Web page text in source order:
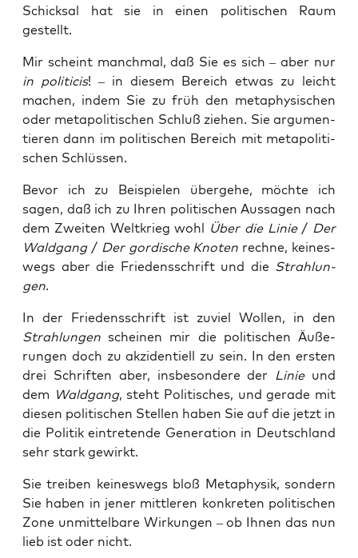
Schick­sal hat sie in einen poli­ti­schen Raum
gestellt.
Mir scheint manch­mal, daß Sie es sich – aber nur
in poli­ti­cis! – in die­sem Bereich etwas zu leicht
machen, indem Sie zu früh den meta­phy­si­schen
oder meta­po­li­ti­schen Schluß zie­hen. Sie argu­men­
tie­ren dann im poli­ti­schen Bereich mit meta­po­li­ti­
schen Schlüssen.
Bevor ich zu Bei­spie­len über­ge­he, möch­te ich
sagen, daß ich zu Ihren poli­ti­schen Aus­sa­gen nach
dem Zwei­ten Welt­krieg wohl Über die Linie/ Der
Wald­gang/ Der gor­di­sche Kno­ten rech­ne, kei­nes­
wegs aber die Frie­dens­schrift und die Strah­lun­
gen.
In der Frie­dens­schrift ist zuviel Wol­len, in den
Strah­lun­gen schei­nen mir die poli­ti­schen Äuße­
run­gen doch zu akzi­den­ti­ell zu sein. In den ers­ten
drei Schrif­ten aber, ins­be­son­de­re der Linieund
dem Wald­gang, steht Poli­ti­sches, und gera­de mit
die­sen poli­ti­schen Stel­len haben Sie auf die jetzt in
die Poli­tik ein­tre­ten­de Gene­ra­ti­on in Deutsch­land
sehr stark gewirkt.
Sie trei­ben kei­nes­wegs bloß Meta­phy­sik, son­dern
Sie haben in jener mitt­le­ren kon­kre­ten poli­ti­schen
Zone unmit­tel­ba­re Wir­kun­gen – ob Ihnen das nun
lieb ist oder nicht.